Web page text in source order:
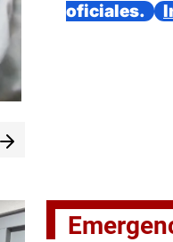
oficiales.